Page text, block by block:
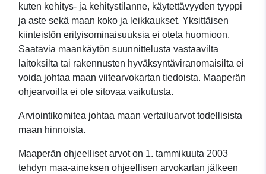
kuten kehitys- ja kehitystilanne, käytettävyyden tyyppi
ja aste sekä maan koko ja leikkaukset. Yksittäisen
kiinteistön erityisominaisuuksia ei oteta huomioon.
Saatavia maankäytön suunnittelusta vastaavilta
laitoksilta tai rakennusten hyväksyntäviranomaisilta ei
voida johtaa maan viitearvokartan tiedoista. Maaperän
ohjearvoilla ei ole sitovaa vaikutusta.
Arviointikomitea johtaa maan vertailuarvot todellisista
maan hinnoista.
Maaperän ohjeelliset arvot on 1. tammikuuta 2003
tehdyn maa-aineksen ohjeellisen arvokartan jälkeen